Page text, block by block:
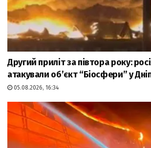
Другий приліт за півтора року:
атакували об’єкт “Біосфери” у
05.08.2026, 16:34